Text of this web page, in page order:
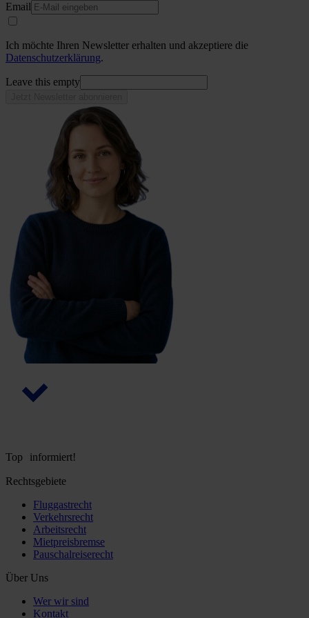
Email
Ich möchte Ihren Newsletter erhalten und akzeptiere die
Datenschutzerklärung.
Leave this empty
Top informiert!
Rechtsgebiete
Fluggastrecht
Verkehrsrecht
Arbeitsrecht
Mietpreisbremse
Pauschalreiserecht
Über Uns
Wer wir sind
Kontakt